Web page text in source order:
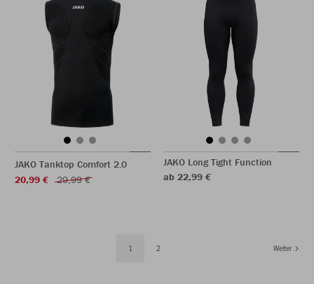
JAKO Tanktop Comfort 2.0
20,99 €
29,99 €
JAKO Long Tight Function
ab 22,99 €
1 2 Weiter